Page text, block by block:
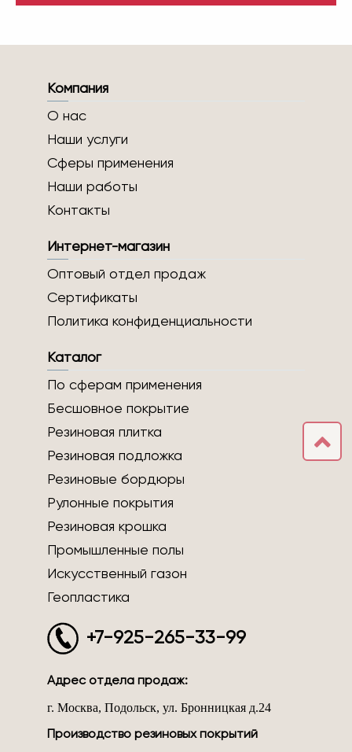
Компания
О нас
Наши услуги
Сферы применения
Наши работы
Контакты
Интернет-магазин
Оптовый отдел продаж
Сертификаты
Политика конфиденциальности
Каталог
По сферам применения
Бесшовное покрытие
Резиновая плитка
Резиновая подложка
Резиновые бордюры
Рулонные покрытия
Резиновая крошка
Промышленные полы
Искусственный газон
Геопластика
+7-925-265-33-99
Адрес отдела продаж:
г. Москва, Подольск, ул. Бронницкая д.24
Производство резиновых покрытий